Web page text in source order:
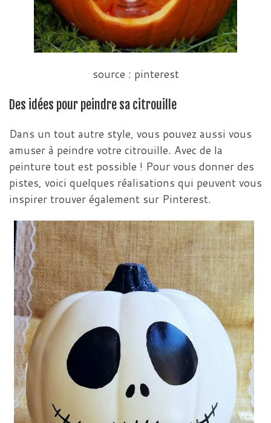
source : pinterest
Des idées pour peindre sa citrouille
Dans un tout autre style, vous pouvez aussi vous
amuser à peindre votre citrouille. Avec de la
peinture tout est possible ! Pour vous donner des
pistes, voici quelques réalisations qui peuvent vous
inspirer trouver également sur Pinterest.